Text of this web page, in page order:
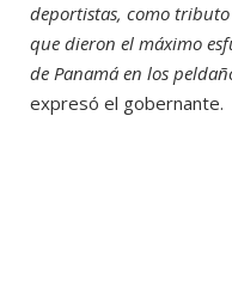
deportistas, como
que dieron el máximo
de Panamá en los
expresó el gobernante.